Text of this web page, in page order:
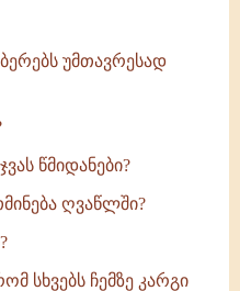
უმთავრესად
წმიდანები?
ღვაწლში?
სხვებს ჩემზე კარგი